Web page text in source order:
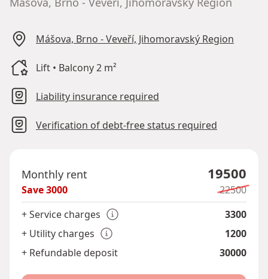
Mášova, Brno - Veveří, Jihomoravský Region
Lift • Balcony 2 m²
Liability insurance required
Verification of debt-free status required
Monthly rent 19500
Save3000
22500
+ Service charges
3300
+ Utility charges
1200
+ Refundable deposit
30000